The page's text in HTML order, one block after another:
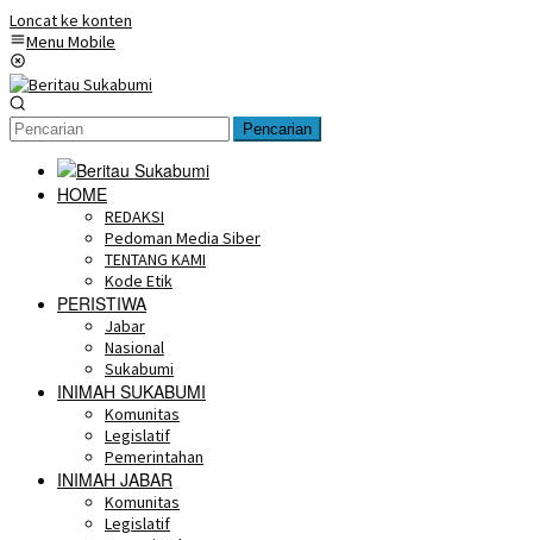
Loncat ke konten
Menu Mobile
Pencarian
HOME
REDAKSI
Pedoman Media Siber
TENTANG KAMI
Kode Etik
PERISTIWA
Jabar
Nasional
Sukabumi
INIMAH SUKABUMI
Komunitas
Legislatif
Pemerintahan
INIMAH JABAR
Komunitas
Legislatif